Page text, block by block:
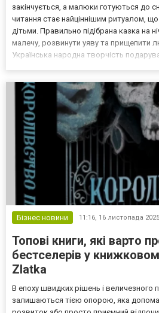
закінчується, а малюки готуються до
читання стає найціннішим ритуалом, що
дітьми. Правильно підібрана казка на
малечу, розвинути уяву та прищепити
Українська народна творчість
Бізнес новини 11:16, 16 листопада
Топові книги, які варто
бестселерів у
Zlatka
В епоху швидких рішень і величезного
залишаються тією опорою, яка